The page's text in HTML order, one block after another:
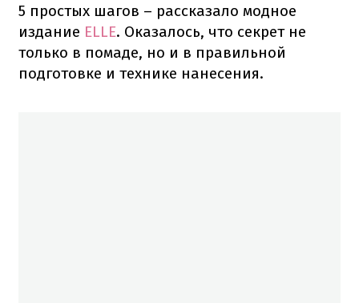
5 простых шагов – рассказало модное
издание ELLE. Оказалось, что секрет не
только в помаде, но и в правильной
подготовке и технике нанесения.